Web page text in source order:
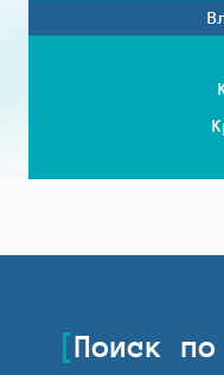
Поиск по